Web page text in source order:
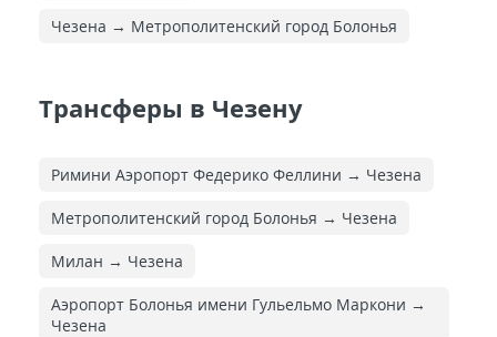
Чезена → Метрополитенский город Болонья
Трансферы в Чезену
Римини Аэропорт Федерико Феллини → Чезена
Метрополитенский город Болонья → Чезена
Милан → Чезена
Аэропорт Болонья имени Гульельмо Маркони →
Чезена